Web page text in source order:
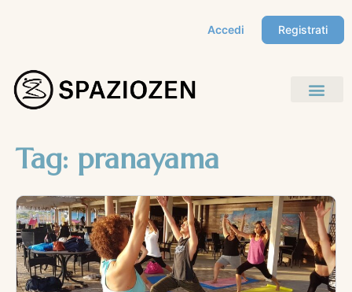
Accedi Registrati
Tag: pranayama